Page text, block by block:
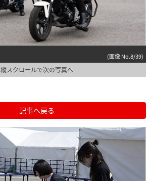
(画像 No.8/39)
縦スクロールで次の写真へ
記事へ戻る